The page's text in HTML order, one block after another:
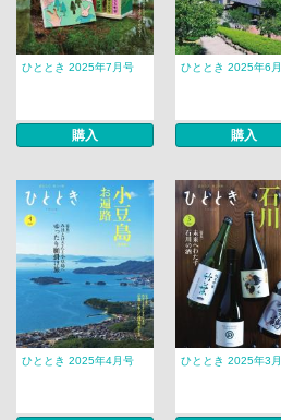
ひととき 2025年7月号
購入
ひととき 2025年6
購入
ひととき 2025年4月号 ひととき 2025年3